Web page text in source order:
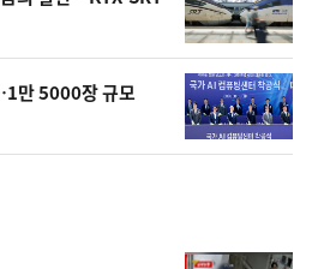
만 5000장 규모